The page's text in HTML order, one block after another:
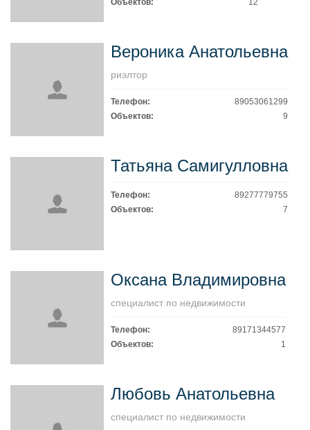
Объектов:
12
Вероника Анатольевна
риэлтор
Телефон:
89053061299
Объектов:
9
Татьяна Самигулловна
Телефон:
89277779755
Объектов:
7
Оксана Владимировна
специалист по недвижимости
Телефон:
89171344577
Объектов:
1
Любовь Анатольевна
специалист по недвижимости